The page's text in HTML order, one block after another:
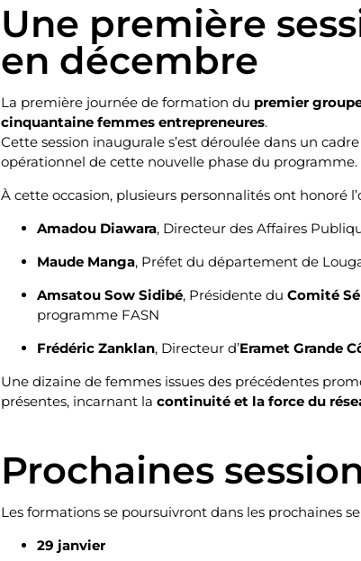
Une première
en décembre
La première journée de formation du premier
cinquantaine femmes entrepreneures.
Cette session inaugurale s’est déroulée dans un
opérationnel de cette nouvelle phase du programme.
À cette occasion, plusieurs personnalités ont honoré
Amadou Diawara, Directeur des Affaires
Maude Manga, Préfet du département de
Amsatou Sow Sidibé, Présidente du Comité
programme FASN
Frédéric Zanklan, Directeur d’Eramet Grande
Une dizaine de femmes issues des précédentes
présentes, incarnant la continuité et la force du
Prochaines
Les formations se poursuivront dans les prochaines
29 janvier